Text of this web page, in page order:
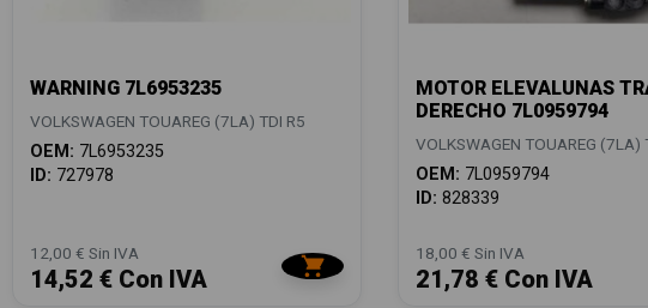
WARNING 7L6953235
VOLKSWAGEN TOUAREG (7LA) TDI R5
OEM: 7L6953235
ID: 727978
12,00 € Sin IVA
14,52 € Con IVA
MOTOR ELEVALUNAS
DERECHO 7L0959794
VOLKSWAGEN TOUAREG (7LA)
OEM: 7L0959794
ID: 828339
18,00 € Sin IVA
21,78 € Con IVA